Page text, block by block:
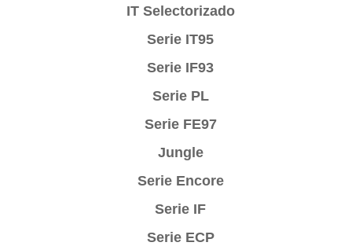
IT Selectorizado
Serie IT95
Serie IF93
Serie PL
Serie FE97
Jungle
Serie Encore
Serie IF
Serie ECP